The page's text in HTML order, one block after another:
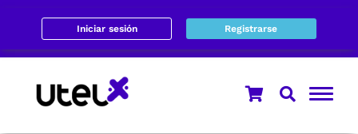
Iniciar sesión Registrarse